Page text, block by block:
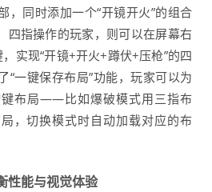
，同时添加一个“开镜开火”的组合
四指操作的玩家，则可以在屏幕右
，实现“开镜+开火+蹲伏+压枪”的四
“一键保存布局”功能，玩家可以为
键布局——比如爆破模式用三指布
，切换模式时自动加载对应的布
性能与视觉体验